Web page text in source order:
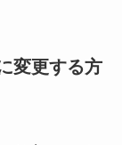
変更する方